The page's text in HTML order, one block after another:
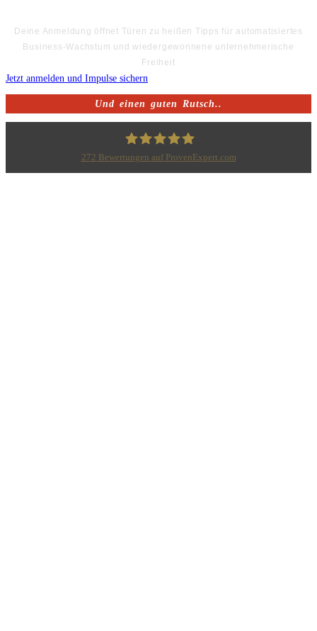
Deine Anmeldung öffnet Türen zu heißen Tipps für automatisiertes
Business-Wachstum und wiedergewonnene unternehmerische
Freiheit
Jetzt anmelden und Impulse sichern
Und einen guten Rutsch..
272 Bewertungen auf ProvenExpert.com